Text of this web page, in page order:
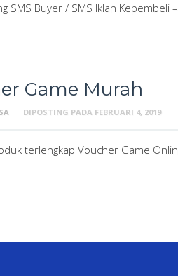
Buyer / SMS Iklan Kepembeli
Game Murah
DIPOSTING PADA FEBRUARI 4, 2019
terlengkap Voucher Game